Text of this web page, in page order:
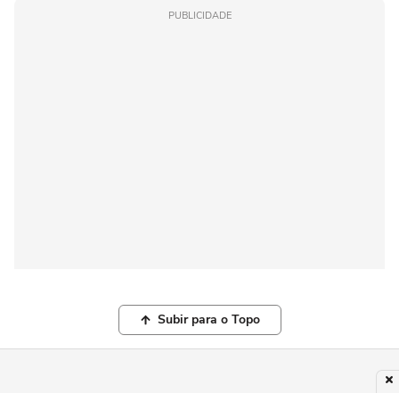
PUBLICIDADE
Subir para o Topo